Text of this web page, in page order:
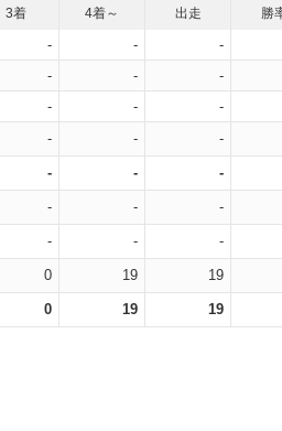
3着 4着～ 出走 勝
- - -
- - -
- - -
- - -
- - -
- - -
- - -
0 19 19
0 19 19